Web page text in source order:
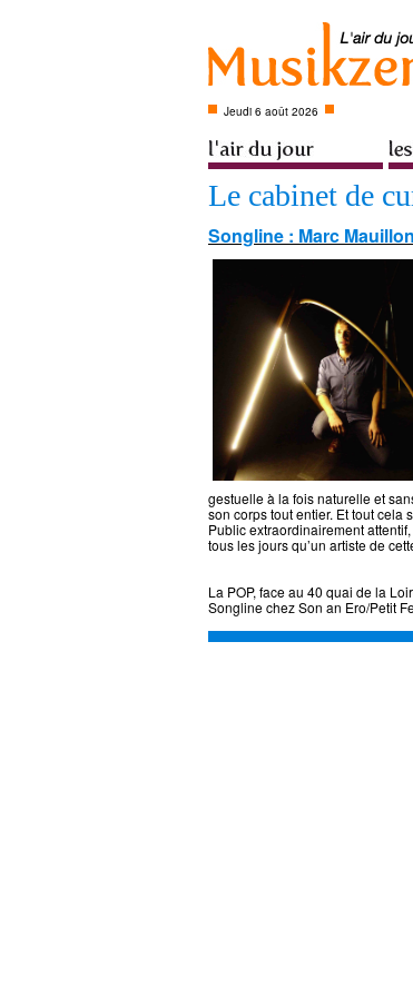
Jeudi 6 août 2026
Le cabinet de
Songline : Marc
gestuelle à la fois naturelle et
son corps tout entier. Et tout cela
Public extraordinairement
tous les jours qu’un artiste de
La POP, face au 40 quai de la
Songline chez Son an Ero/Petit